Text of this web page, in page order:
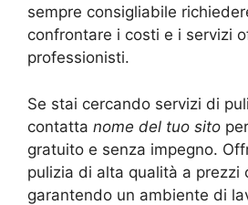
sempre consigliabile
confrontare i costi e i servizi
professionisti.
Se stai cercando servizi di
contatta nome del tuo sito
gratuito e senza impegno.
pulizia di alta qualità a prezzi
garantendo un ambiente di